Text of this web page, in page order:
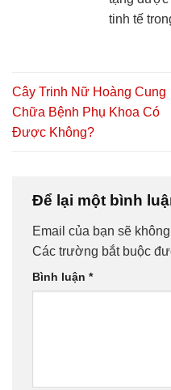
tinh tế
Cây Trinh Nữ Hoàng Cung
Chữa Bệnh Phụ Khoa Có
Được Không?
Để lại một bình
Email của bạn sẽ
Các trường bắt buộc
Bình luận *